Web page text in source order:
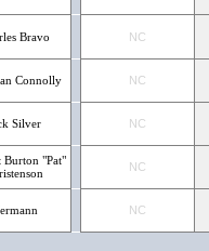
Bravo NC
Connolly NC
Silver NC
Burton "Pat"
NC
NC